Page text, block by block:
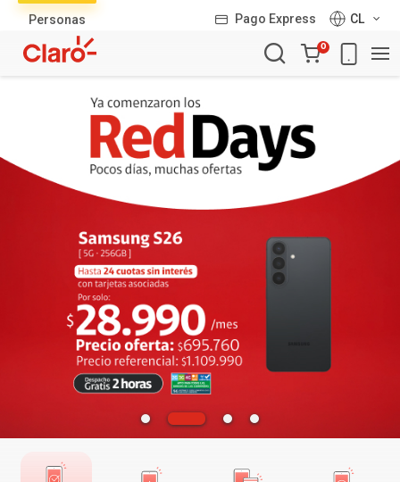
Personas Pago Express
CL
Carro
de
0
productos